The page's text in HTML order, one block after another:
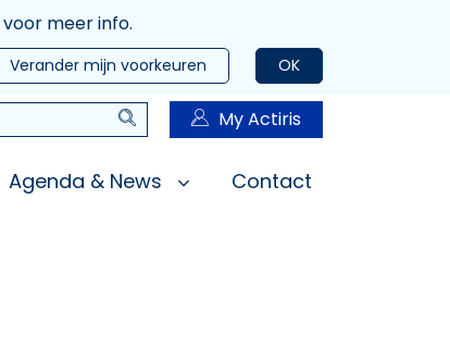
voor meer info.
OK
Verander mijn voorkeuren
Zoeken My Actiris
Agenda & News Contact